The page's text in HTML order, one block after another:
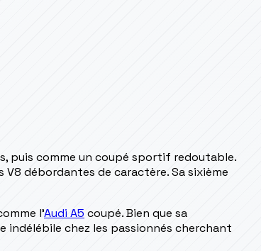
puis comme un coupé sportif redoutable.
débordantes de caractère. Sa sixième
l'Audi A5 coupé. Bien que sa
indélébile chez les passionnés cherchant